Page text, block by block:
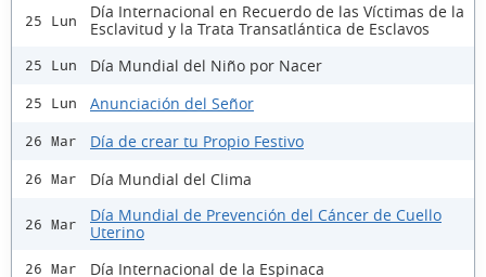
25 Lun
Día Internacional en Recuerdo de las Víctimas de la
Esclavitud y la Trata Transatlántica de Esclavos
25 Lun Día Mundial del Niño por Nacer
25 Lun Anunciación del Señor
26 Mar Día de crear tu Propio Festivo
26 Mar Día Mundial del Clima
26 Mar
Día Mundial de Prevención del Cáncer de Cuello
Uterino
26 Mar Día Internacional de la Espinaca